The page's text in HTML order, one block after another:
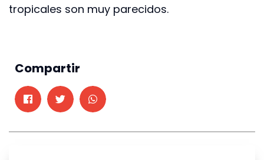
tropicales son muy parecidos.
Compartir